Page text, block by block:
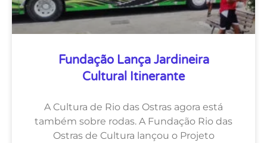
Fundação Lança Jardineira
Cultural Itinerante
A Cultura de Rio das Ostras agora está
também sobre rodas. A Fundação Rio das
Ostras de Cultura lançou o Projeto